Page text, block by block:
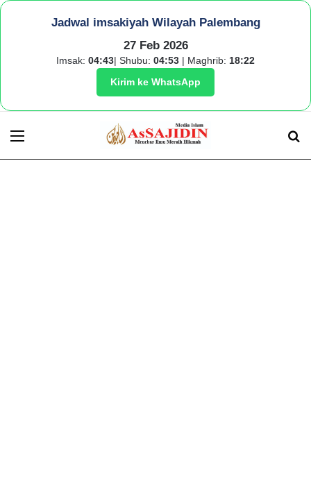
Jadwal imsakiyah Wilayah Palembang
27 Feb 2026
Imsak: 04:43| Shubu: 04:53 | Maghrib: 18:22
Kirim ke WhatsApp
Menu